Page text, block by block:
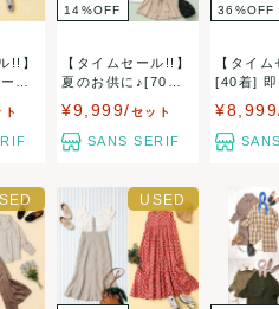
る場合もございます。恐れ入
をお受けしておりませんので
ます。
質な方はご購入をお控えくだ
みご購入をお願い申し上げま
!!】
ス
ト
14%OFF
【タイムセール!!】
夏のお供に♪[70着]
¥9,999/セット
SANS SERIF
36 %OFF
【タイ
[40着]